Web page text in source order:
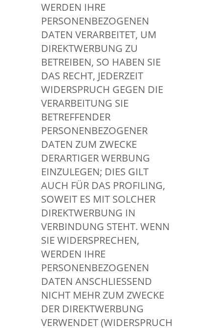
WERDEN IHRE
PERSONENBEZOGENEN
DATEN VERARBEITET, UM
DIREKTWERBUNG ZU
BETREIBEN, SO HABEN SIE
DAS RECHT, JEDERZEIT
WIDERSPRUCH GEGEN DIE
VERARBEITUNG SIE
BETREFFENDER
PERSONENBEZOGENER
DATEN ZUM ZWECKE
DERARTIGER WERBUNG
EINZULEGEN; DIES GILT
AUCH FÜR DAS PROFILING,
SOWEIT ES MIT SOLCHER
DIREKTWERBUNG IN
VERBINDUNG STEHT. WENN
SIE WIDERSPRECHEN,
WERDEN IHRE
PERSONENBEZOGENEN
DATEN ANSCHLIESSEND
NICHT MEHR ZUM ZWECKE
DER DIREKTWERBUNG
VERWENDET (WIDERSPRUCH